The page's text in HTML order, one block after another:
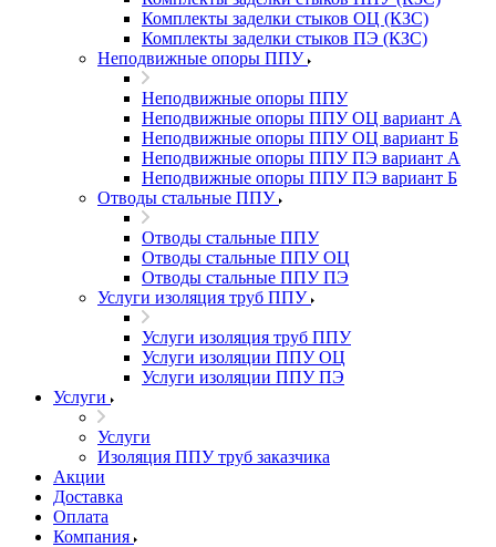
Комплекты заделки стыков ОЦ (КЗС)
Комплекты заделки стыков ПЭ (КЗС)
Неподвижные опоры ППУ
Неподвижные опоры ППУ
Неподвижные опоры ППУ ОЦ вариант А
Неподвижные опоры ППУ ОЦ вариант Б
Неподвижные опоры ППУ ПЭ вариант А
Неподвижные опоры ППУ ПЭ вариант Б
Отводы стальные ППУ
Отводы стальные ППУ
Отводы стальные ППУ ОЦ
Отводы стальные ППУ ПЭ
Услуги изоляция труб ППУ
Услуги изоляция труб ППУ
Услуги изоляции ППУ ОЦ
Услуги изоляции ППУ ПЭ
Услуги
Услуги
Изоляция ППУ труб заказчика
Акции
Доставка
Оплата
Компания